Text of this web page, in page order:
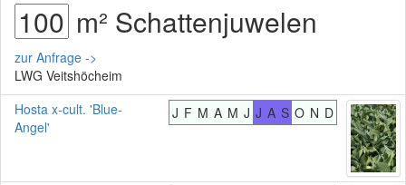
m² Schattenjuwelen
zur Anfrage ->
LWG Veitshöcheim
Hosta x-cult. 'Blue-
Angel'
J F M A M J J A S O N D